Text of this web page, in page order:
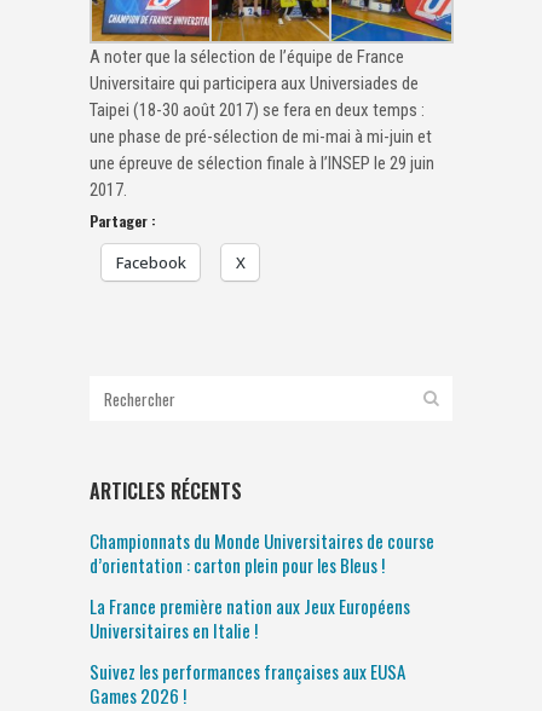
A noter que la sélection de l’équipe de France
Universitaire qui participera aux Universiades de
Taipei (18-30 août 2017) se fera en deux temps :
une phase de pré-sélection de mi-mai à mi-juin et
une épreuve de sélection finale à l’INSEP le 29 juin
2017.
Partager :
Facebook X
ARTICLES RÉCENTS
Championnats du Monde Universitaires de course
d’orientation : carton plein pour les Bleus !
La France première nation aux Jeux Européens
Universitaires en Italie !
Suivez les performances françaises aux EUSA
Games 2026 !